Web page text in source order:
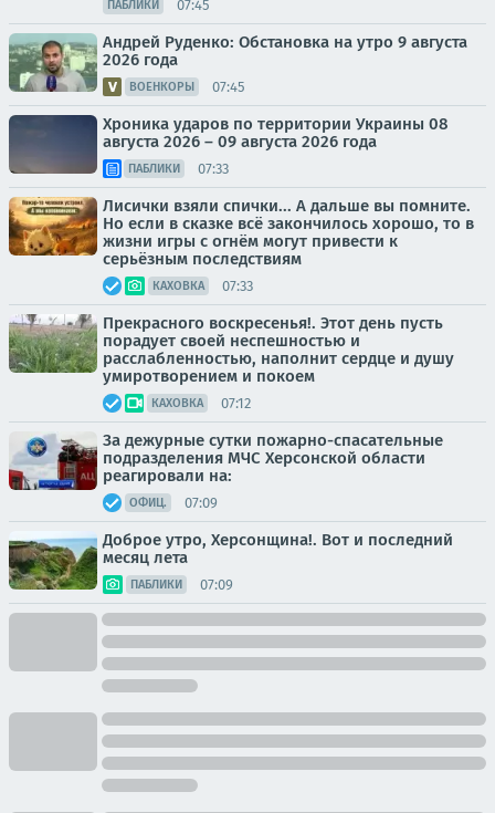
ПАБЛИКИ 07:45
Андрей Руденко: Обстановка на утро 9 августа
2026 года
ВОЕНКОРЫ 07:45
Хроника ударов по территории Украины 08
августа 2026 – 09 августа 2026 года
ПАБЛИКИ 07:33
Лисички взяли спички... А дальше вы помните.
Но если в сказке всё закончилось хорошо, то в
жизни игры с огнём могут привести к
серьёзным последствиям
КАХОВКА 07:33
Прекрасного воскресенья!. Этот день пусть
порадует своей неспешностью и
расслабленностью, наполнит сердце и душу
умиротворением и покоем
КАХОВКА 07:12
За дежурные сутки пожарно-спасательные
подразделения МЧС Херсонской области
реагировали на:
ОФИЦ. 07:09
Доброе утро, Херсонщина!. Вот и последний
месяц лета
ПАБЛИКИ 07:09